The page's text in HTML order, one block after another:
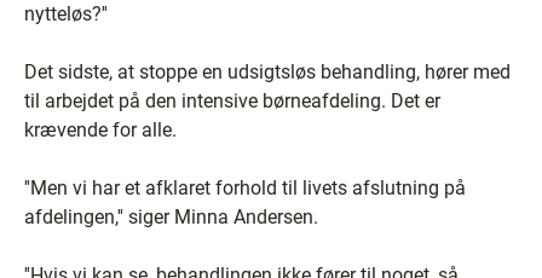
nytteløs?''
Det sidste, at stoppe en udsigtsløs behandling, hører med
til arbejdet på den intensive børneafdeling. Det er
krævende for alle.
''Men vi har et afklaret forhold til livets afslutning på
afdelingen,'' siger Minna Andersen.